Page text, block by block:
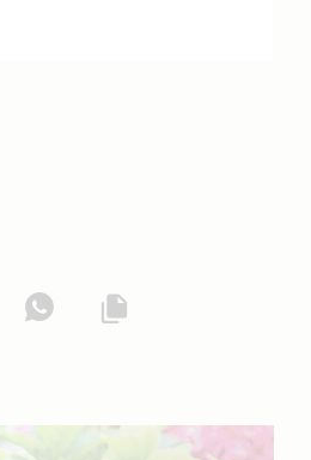
Mail
WhatsApp